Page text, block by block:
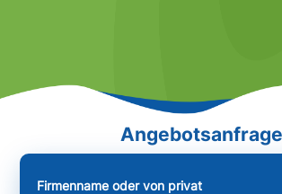
Firmenname oder von privat